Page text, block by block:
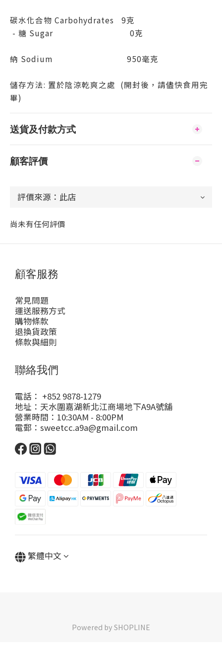
碳水化合物 Carbohydrates 9克
- 糖 Sugar 0克
納 Sodium 950毫克
儲存方法: 置於陰涼乾爽之處 (開封後，請儘快食用完
畢)
送貨及付款方式
顧客評價
尚未有任何評價
顧客服務
常見問題
運送服務方式
購物條款
退換貨政策
條款與細則
聯絡我們
電話： +852 9878-1279
地址：天水圍嘉湖新北江商場地下A9A號舖
營業時間：10:30AM - 8:00PM
電郵：sweetcc.a9a@gmail.com
繁體中文
Powered by SHOPLINE